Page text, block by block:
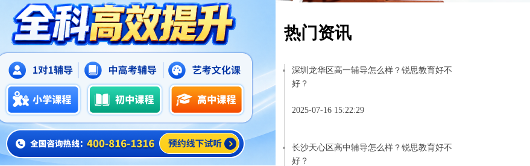
中考热点>
辅导班哪家好,广州锐思教育好吗
班，这样能够对孩子的学习产生深远的影响，帮助孩
那下面我们就一起来看看广州天河区中考辅导班哪家
思教育
辅导班哪家好,福州锐思教育好吗
热门资讯
深圳龙华区高一辅导怎么样？锐思教育好不
好？
2025-07-16 15:22:29
长沙天心区高中辅导怎么样？锐思教育好不
好？